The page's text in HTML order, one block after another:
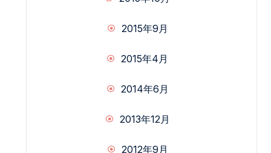
2015年9月
2015年4月
2014年6月
2013年12月
2012年9月